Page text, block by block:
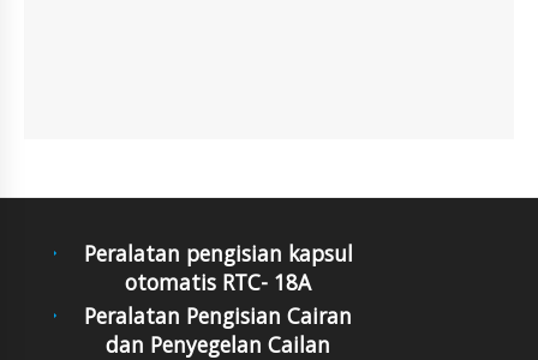
Peralatan pengisian kapsul
otomatis RTC- 18A
Peralatan Pengisian Cairan
dan Penyegelan Cailan